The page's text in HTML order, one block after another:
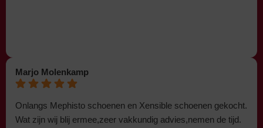
Marjo Molenkamp
Onlangs Mephisto schoenen en Xensible schoenen gekocht.
Wat zijn wij blij ermee,zeer vakkundig advies,nemen de tijd.